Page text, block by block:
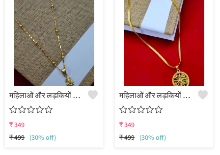
महिलाओं और लड़कियों के लिए पेंडेंट का सेट
₹349
₹499 (30% off)
महिलाओं और लड़कियों के लिए पेंडेंट का सेट
₹349
₹499 (30% off)